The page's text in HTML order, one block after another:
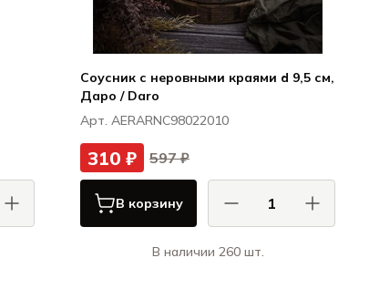
Соусник с неровными краями d 9,5 см,
Даро / Daro
Арт. AERARNC98022010
310 ₽ 597 ₽
В корзину
В наличии 260 шт.